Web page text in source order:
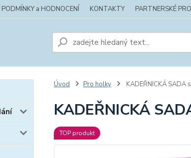
a HODNOCENÍ KONTAKTY PARTNERSKÉ
Úvod Pro holky KADEŘNICKÁ SADA
KADEŘNICKÁ
TOP produkt